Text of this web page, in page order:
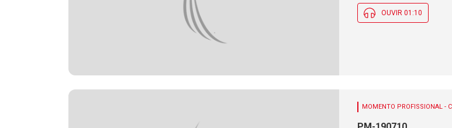
OUVIR 01:10
MOMENTO PROFISSIONAL -